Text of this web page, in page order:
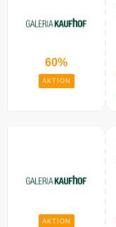
60%
AKTION
AKTION